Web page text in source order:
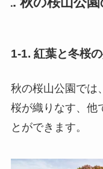
1-1. 紅葉と冬桜
秋の桜山公園では
桜が織りなす、他
とができます。